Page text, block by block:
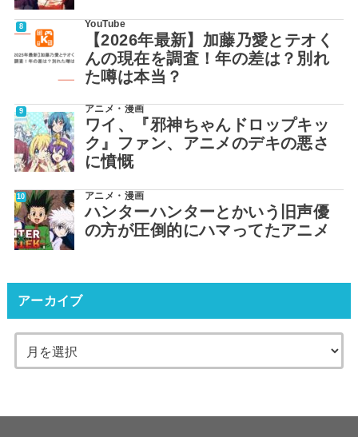
YouTube
【2026年最新】加藤乃愛とテオく
んの現在を調査！年の差は？別れ
た噂は本当？
アニメ・漫画
ワイ、『邪神ちゃんドロップキッ
ク』ファン、アニメのデキの悪さ
に憤慨
アニメ・漫画
ハンターハンターとかいう旧声優
の方が圧倒的にハマってたアニメ
アーカイブ